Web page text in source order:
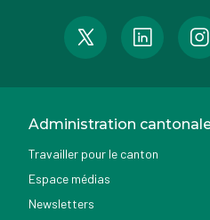
Administration
Travailler pour le canton
Espace médias
Newsletters